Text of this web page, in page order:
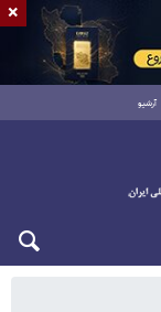
آرشیو
×